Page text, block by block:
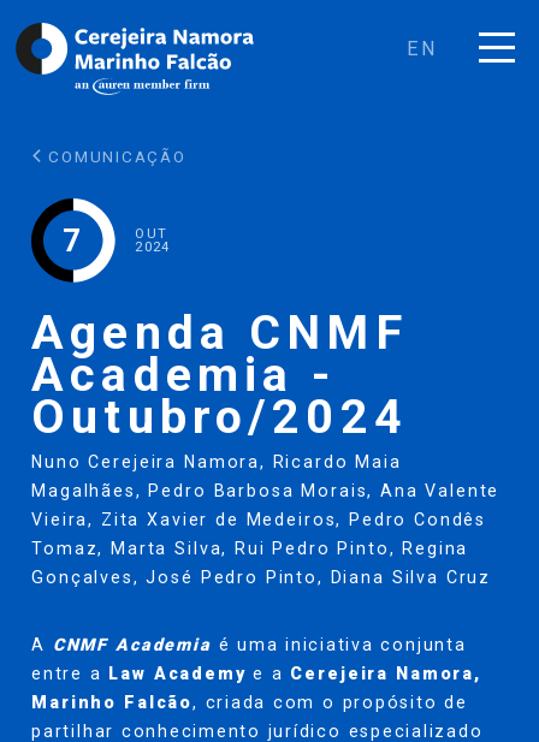
EN
COMUNICAÇÃO
7 OUT
2024
Agenda CNMF
Academia -
Outubro/2024
Nuno Cerejeira Namora,
Ricardo Maia
Magalhães, Pedro Barbosa Morais, Ana Valente
Vieira, Zita Xavier de Medeiros,
Pedro Condês
Tomaz, Marta Silva, Rui Pedro Pinto,
Regina
Gonçalves,José Pedro Pinto, Diana Silva Cruz
A CNMF Academia é uma iniciativa conjunta
entre a
Law Academy e a Cerejeira Namora,
Marinho Falcão, criada com o propósito de
partilhar conhecimento jurídico especializado